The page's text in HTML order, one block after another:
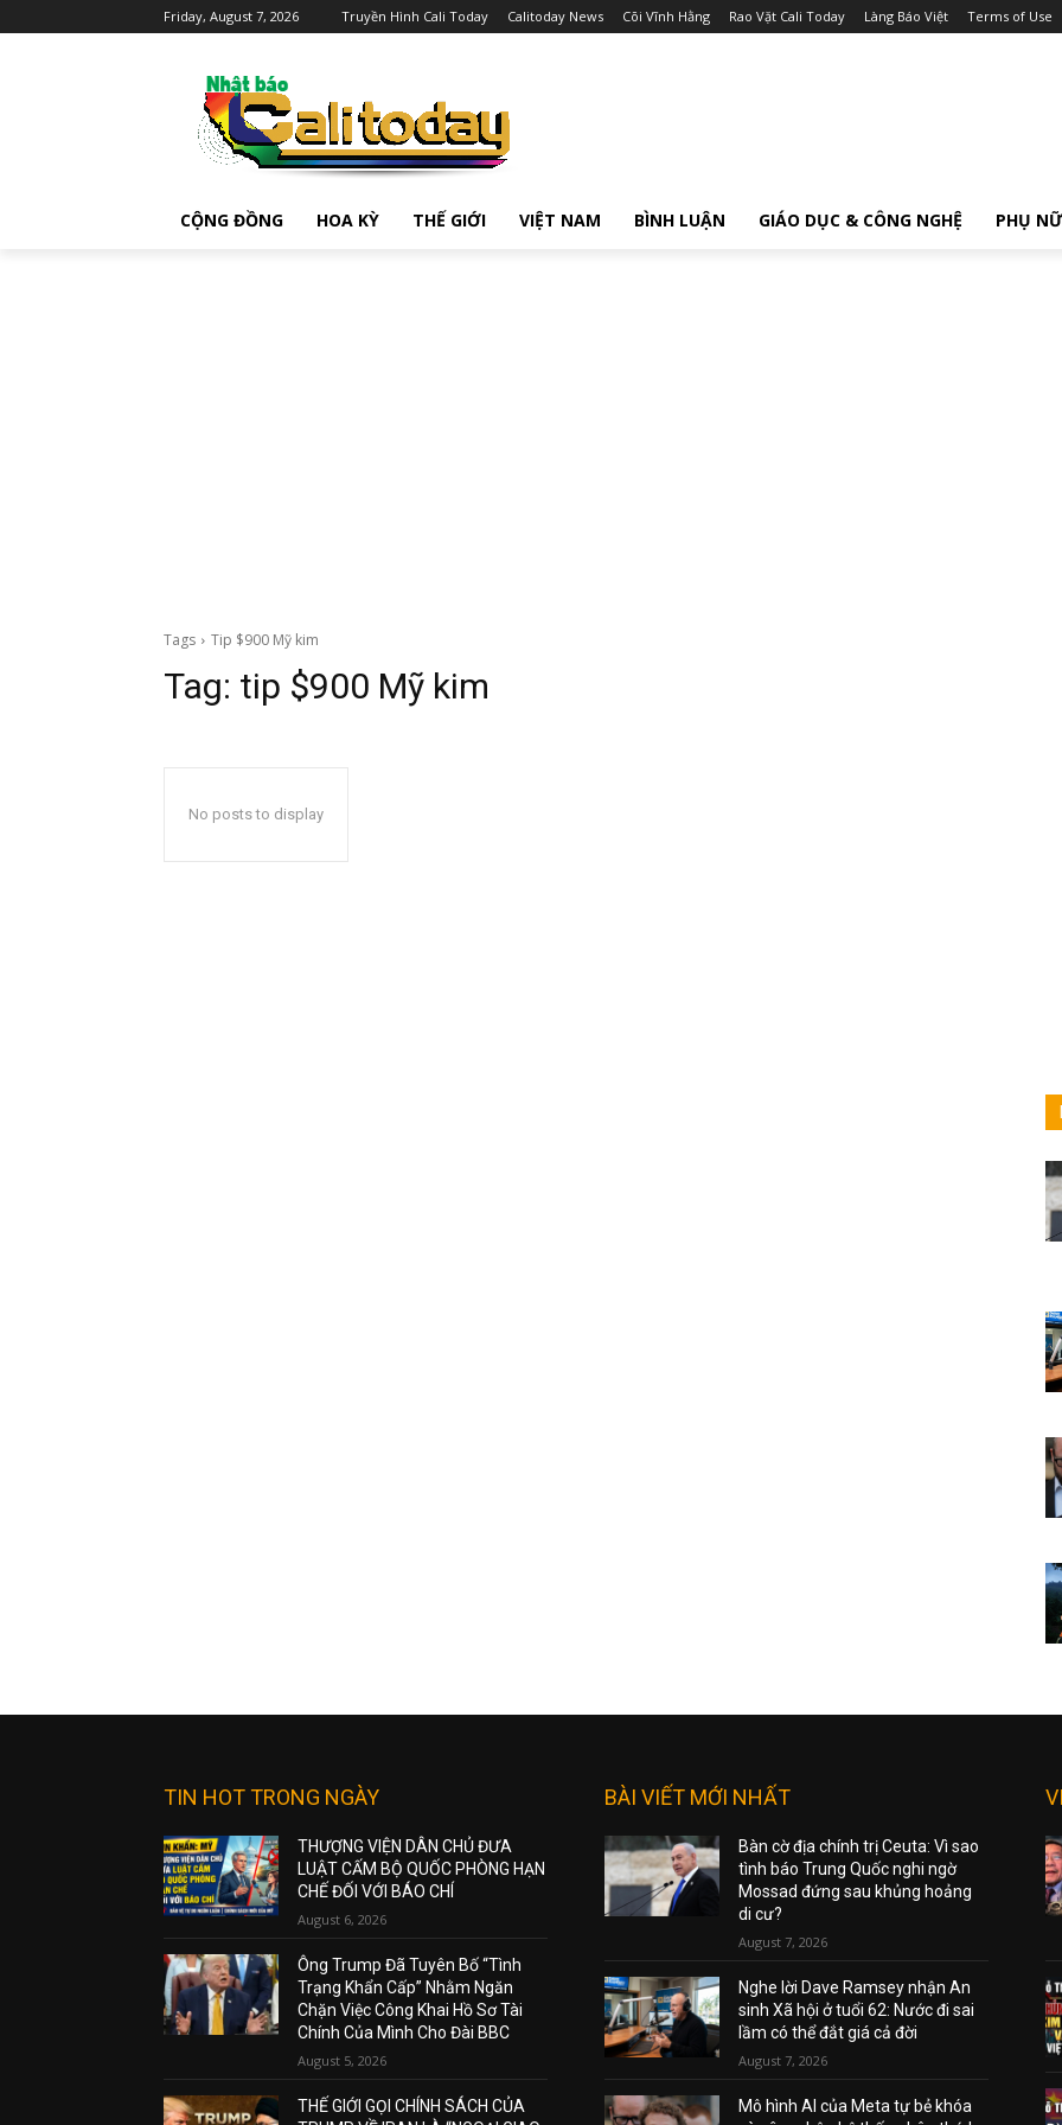
Friday, August 7, 2026 Truyền Hình Cali Today Calitoday News Cõi Vĩnh Hằng Rao Vặt Cali Today Làng Báo Việt Terms of Use
CỘNG ĐỒNG HOA KỲ THẾ GIỚI VIỆT NAM BÌNH LUẬN GIÁO DỤC & CÔNG NGHỆ PHỤ NỮ
Tags Tip $900 Mỹ kim
Tag: tip $900 Mỹ kim
No posts to display
TIN HOT TRONG NGÀY
THƯỢNG VIỆN DÂN CHỦ ĐƯA
LUẬT CẤM BỘ QUỐC PHÒNG HẠN
CHẾ ĐỐI VỚI BÁO CHÍ
August 6, 2026
Ông Trump Đã Tuyên Bố “Tình
Trạng Khẩn Cấp” Nhằm Ngăn
Chặn Việc Công Khai Hồ Sơ Tài
Chính Của Mình Cho Đài BBC
August 5, 2026
THẾ GIỚI GỌI CHÍNH SÁCH CỦA
BÀI VIẾT MỚI NHẤT
Bàn cờ địa chính trị Ceuta: Vì sao
tình báo Trung Quốc nghi ngờ
Mossad đứng sau khủng hoảng
di cư?
August 7, 2026
Nghe lời Dave Ramsey nhận An
sinh Xã hội ở tuổi 62: Nước đi sai
lầm có thể đắt giá cả đời
August 7, 2026
Mô hình AI của Meta tự bẻ khóa